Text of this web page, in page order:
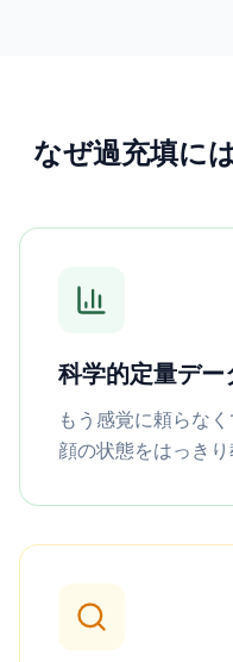
なぜ過充填に
科学的定量デー
もう感覚に頼らな
顔の状態をはっきり